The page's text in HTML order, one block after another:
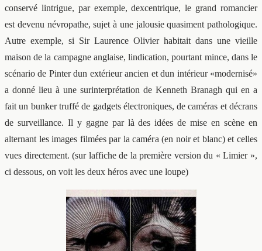
conservé lintrigue, par exemple, dexcentrique, le grand romancier
est devenu névropathe, sujet à une jalousie quasiment pathologique.
Autre exemple, si Sir Laurence Olivier habitait dans une vieille
maison de la campagne anglaise, lindication, pourtant mince, dans le
scénario de Pinter dun extérieur ancien et dun intérieur «modernisé»
a donné lieu à une surinterprétation de Kenneth Branagh qui en a
fait un bunker truffé de gadgets électroniques, de caméras et décrans
de surveillance. Il y gagne par là des idées de mise en scène en
alternant les images filmées par la caméra (en noir et blanc) et celles
vues directement. (sur laffiche de la première version du « Limier »,
ci dessous, on voit les deux héros avec une loupe)